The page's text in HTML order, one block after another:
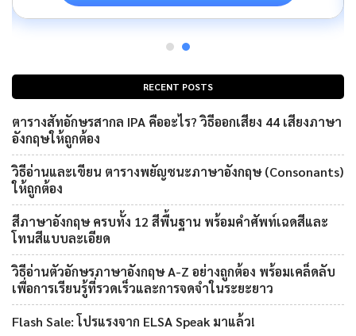
RECENT POSTS
ตารางสัทอักษรสากล IPA คืออะไร? วิธีออกเสียง 44 เสียงภาษา
อังกฤษให้ถูกต้อง
วิธีอ่านและเขียน ตารางพยัญชนะภาษาอังกฤษ (Consonants)
ให้ถูกต้อง
สีภาษาอังกฤษ ครบทั้ง 12 สีพื้นฐาน พร้อมคำศัพท์เฉดสีและ
โทนสีแบบละเอียด
วิธีอ่านตัวอักษรภาษาอังกฤษ A-Z อย่างถูกต้อง พร้อมเคล็ดลับ
เพื่อการเรียนรู้ที่รวดเร็วและการจดจำในระยะยาว
Flash Sale: โปรแรงจาก ELSA Speak มาแล้ว!